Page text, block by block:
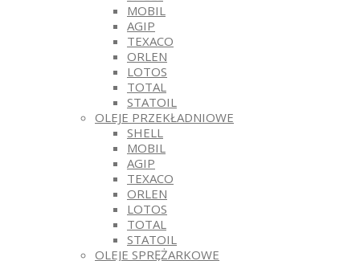
MOBIL
AGIP
TEXACO
ORLEN
LOTOS
TOTAL
STATOIL
OLEJE PRZEKŁADNIOWE
SHELL
MOBIL
AGIP
TEXACO
ORLEN
LOTOS
TOTAL
STATOIL
OLEJE SPRĘŻARKOWE